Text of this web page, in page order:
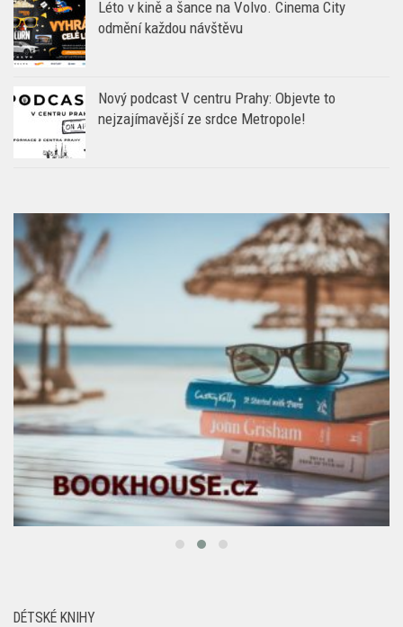
Léto v kině a šance na Volvo. Cinema City
odmění každou návštěvu
Nový podcast V centru Prahy: Objevte to
nejzajímavější ze srdce Metropole!
DÉTSKÉ KNIHY